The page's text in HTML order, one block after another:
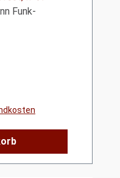
Funk-